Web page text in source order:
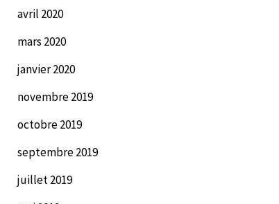
avril 2020
mars 2020
janvier 2020
novembre 2019
octobre 2019
septembre 2019
juillet 2019